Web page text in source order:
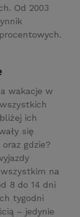
Od 2003
wakacje w
ich
się
gdzie?
na
8 do 14 dni
tygodni
– jedynie